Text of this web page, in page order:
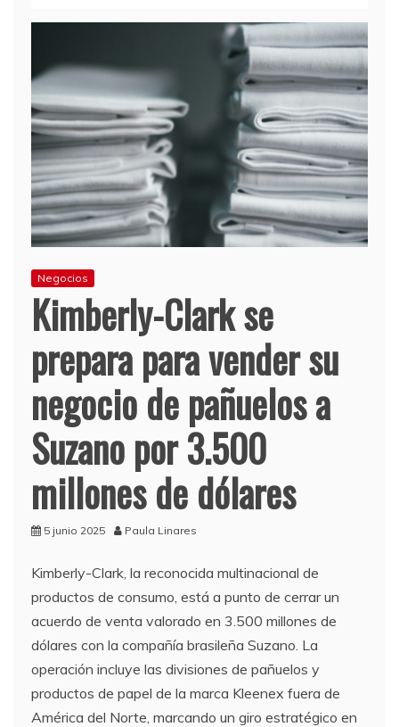
Negocios
Kimberly-Clark se
prepara para vender su
negocio de pañuelos a
Suzano por 3.500
millones de dólares
5 junio 2025 Paula Linares
Kimberly-Clark, la reconocida multinacional de
productos de consumo, está a punto de cerrar un
acuerdo de venta valorado en 3.500 millones de
dólares con la compañía brasileña Suzano. La
operación incluye las divisiones de pañuelos y
productos de papel de la marca Kleenex fuera de
América del Norte, marcando un giro estratégico en